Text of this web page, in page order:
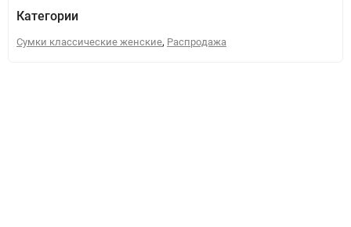
Категории
Сумки классические женские, Распродажа